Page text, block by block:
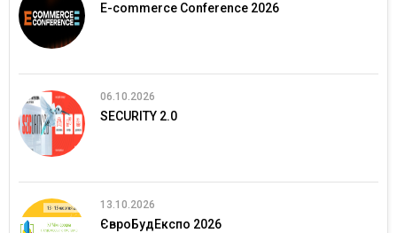
E-commerce Conference 2026
06.10.2026
SECURITY 2.0
13.10.2026
ЄвроБудЕкспо 2026